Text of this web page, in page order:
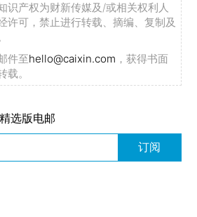
识产权为财新传媒及/或相关权利人
许可，禁止进行转载、摘编、复制及
件至hello@caixin.com ，获得书面
。
选版电邮
订阅